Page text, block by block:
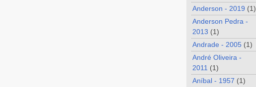
Anderson - 2019 (1)
Anderson Pedra -
2013 (1)
Andrade - 2005 (1)
André Oliveira -
2011 (1)
Aníbal - 1957 (1)